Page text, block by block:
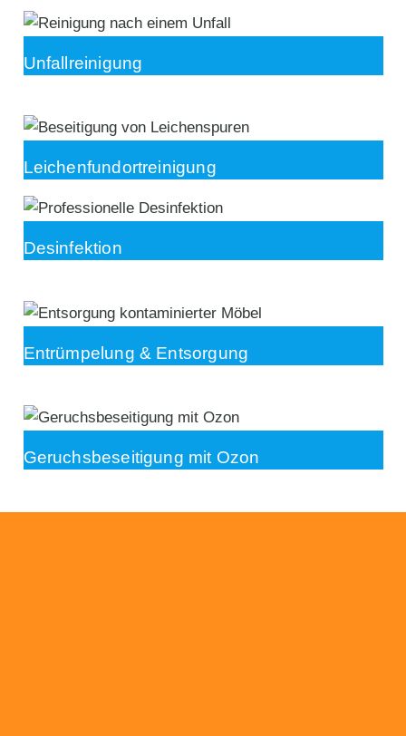
Unfallreinigung
Leichenfundortreinigung
Desinfektion
Entrümpelung & Entsorgung
Geruchsbeseitigung mit Ozon